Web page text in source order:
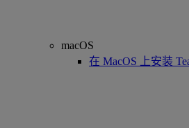
macOS
在 MacOS 上安装